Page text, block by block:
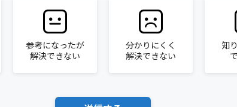
参考になったが
解決できない
分かりにくく
解決できない
知